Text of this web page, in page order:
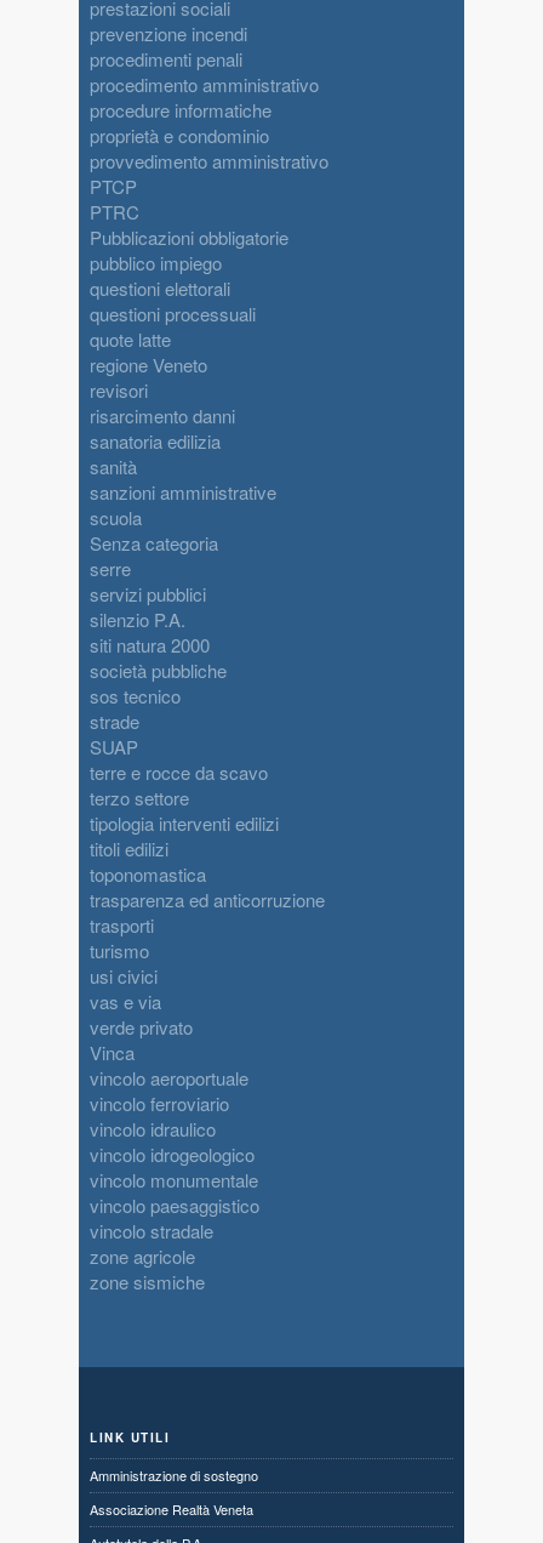
prestazioni sociali
prevenzione incendi
procedimenti penali
procedimento amministrativo
procedure informatiche
proprietà e condominio
provvedimento amministrativo
PTCP
PTRC
Pubblicazioni obbligatorie
pubblico impiego
questioni elettorali
questioni processuali
quote latte
regione Veneto
revisori
risarcimento danni
sanatoria edilizia
sanità
sanzioni amministrative
scuola
Senza categoria
serre
servizi pubblici
silenzio P.A.
siti natura 2000
società pubbliche
sos tecnico
strade
SUAP
terre e rocce da scavo
terzo settore
tipologia interventi edilizi
titoli edilizi
toponomastica
trasparenza ed anticorruzione
trasporti
turismo
usi civici
vas e via
verde privato
Vinca
vincolo aeroportuale
vincolo ferroviario
vincolo idraulico
vincolo idrogeologico
vincolo monumentale
vincolo paesaggistico
vincolo stradale
zone agricole
zone sismiche
LINK UTILI
Amministrazione di sostegno
Associazione Realtà Veneta